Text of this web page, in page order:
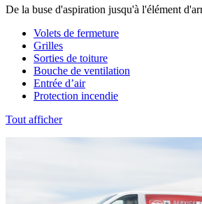
De la buse d'aspiration jusqu'à l'élément
Volets de fermeture
Grilles
Sorties de toiture
Bouche de ventilation
Entrée d’air
Protection incendie
Tout afficher